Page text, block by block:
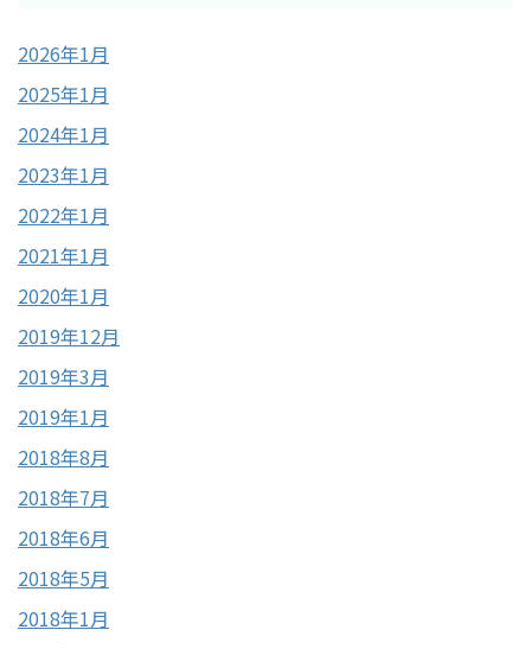
2026年1月
2025年1月
2024年1月
2023年1月
2022年1月
2021年1月
2020年1月
2019年12月
2019年3月
2019年1月
2018年8月
2018年7月
2018年6月
2018年5月
2018年1月